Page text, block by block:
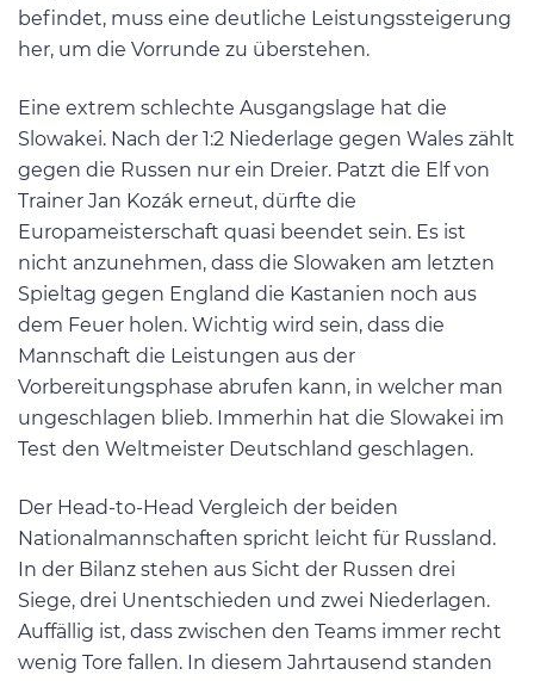
befindet, muss eine deutliche Leistungssteigerung
her, um die Vorrunde zu überstehen.
Eine extrem schlechte Ausgangslage hat die
Slowakei. Nach der 1:2 Niederlage gegen Wales zählt
gegen die Russen nur ein Dreier. Patzt die Elf von
Trainer Jan Kozák erneut, dürfte die
Europameisterschaft quasi beendet sein. Es ist
nicht anzunehmen, dass die Slowaken am letzten
Spieltag gegen England die Kastanien noch aus
dem Feuer holen. Wichtig wird sein, dass die
Mannschaft die Leistungen aus der
Vorbereitungsphase abrufen kann, in welcher man
ungeschlagen blieb. Immerhin hat die Slowakei im
Test den Weltmeister Deutschland geschlagen.
Der Head-to-Head Vergleich der beiden
Nationalmannschaften spricht leicht für Russland.
In der Bilanz stehen aus Sicht der Russen drei
Siege, drei Unentschieden und zwei Niederlagen.
Auffällig ist, dass zwischen den Teams immer recht
wenig Tore fallen. In diesem Jahrtausend standen